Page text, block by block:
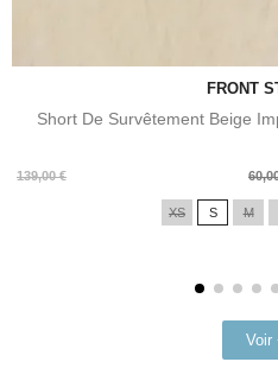
FRONT
Short De Survêtement Beige
139,00 €
Prix
Prix
XS S M
Voir